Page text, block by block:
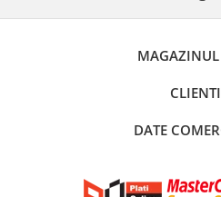
CLIENTI
DATE